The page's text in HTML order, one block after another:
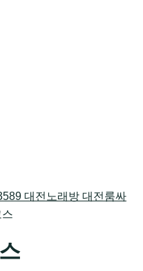
대전노래방 대전룸싸